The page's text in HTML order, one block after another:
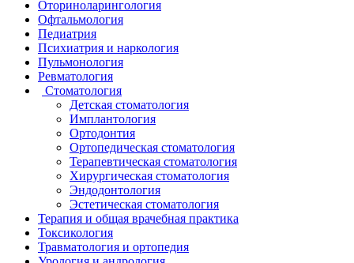
Оториноларингология
Офтальмология
Педиатрия
Психиатрия и наркология
Пульмонология
Ревматология
Стоматология
Детская стоматология
Имплантология
Ортодонтия
Ортопедическая стоматология
Терапевтическая стоматология
Хирургическая стоматология
Эндодонтология
Эстетическая стоматология
Терапия и общая врачебная практика
Токсикология
Травматология и ортопедия